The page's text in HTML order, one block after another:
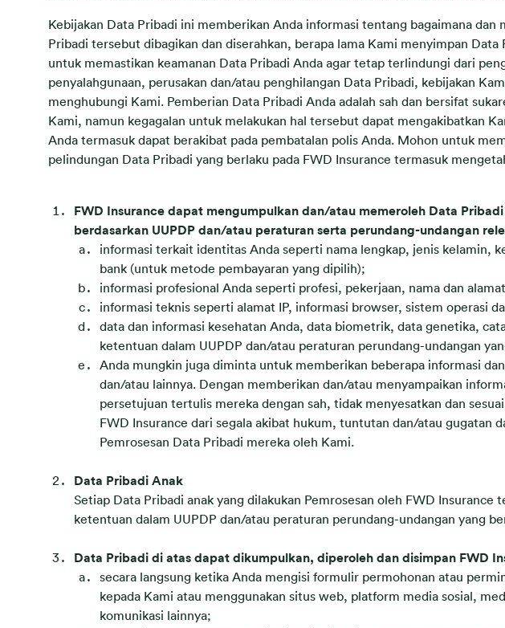
Kebijakan Data Pribadi ini memberikan Anda informasi tentang bagaimana
Pribadi tersebut dibagikan dan diserahkan, berapa lama Kami menyimpan
untuk memastikan keamanan Data Pribadi Anda agar tetap terlindungi dari
penyalahgunaan, perusakan dan/atau penghilangan Data Pribadi, kebijakan
menghubungi Kami. Pemberian Data Pribadi Anda adalah sah dan bersifat
Kami, namun kegagalan untuk melakukan hal tersebut dapat mengakibatkan
Anda termasuk dapat berakibat pada pembatalan polis Anda. Mohon untuk
pelindungan Data Pribadi yang berlaku pada FWD Insurance termasuk
FWD Insurance dapat mengumpulkan dan/atau memeroleh Data
berdasarkan UUPDP dan/atau peraturan serta perundang-undangan
informasi terkait identitas Anda seperti nama lengkap, jenis kelamin,
bank (untuk metode pembayaran yang dipilih);
informasi profesional Anda seperti profesi, pekerjaan, nama dan
informasi teknis seperti alamat IP, informasi browser, sistem operasi
data dan informasi kesehatan Anda, data biometrik, data genetika,
ketentuan dalam UUPDP dan/atau peraturan perundang-undangan
Anda mungkin juga diminta untuk memberikan beberapa informasi
dan/atau lainnya. Dengan memberikan dan/atau menyampaikan
persetujuan tertulis mereka dengan sah, tidak menyesatkan dan
FWD Insurance dari segala akibat hukum, tuntutan dan/atau gugatan
Pemrosesan Data Pribadi mereka oleh Kami.
Data Pribadi Anak
Setiap Data Pribadi anak yang dilakukan Pemrosesan oleh FWD
ketentuan dalam UUPDP dan/atau peraturan perundang-undangan yang
Data Pribadi di atas dapat dikumpulkan, diperoleh dan disimpan FWD
secara langsung ketika Anda mengisi formulir permohonan atau
kepada Kami atau menggunakan situs web, platform media sosial,
komunikasi lainnya;